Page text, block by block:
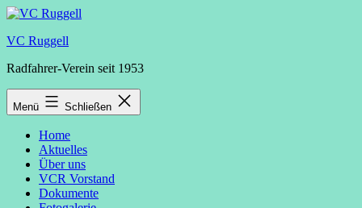
Zum
springen
VC Ruggell
Radfahrer-Verein seit 1953
Menü Schließen
Home
Aktuelles
Über uns
VCR Vorstand
Dokumente